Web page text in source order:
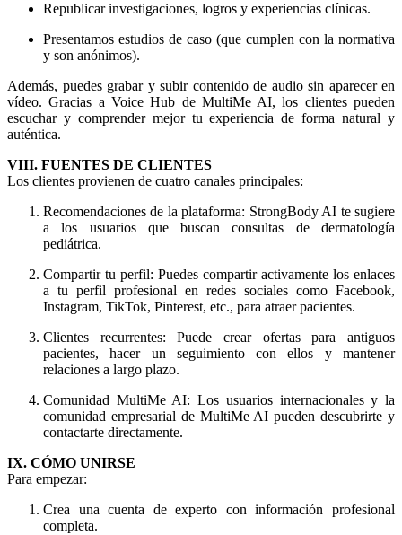
Republicar investigaciones, logros y experiencias clínicas.
Presentamos estudios de caso (que cumplen con la normativa
y son anónimos).
Además, puedes grabar y subir contenido de audio sin aparecer en
vídeo. Gracias a Voice Hub de MultiMe AI, los clientes pueden
escuchar y comprender mejor tu experiencia de forma natural y
auténtica.
VIII. FUENTES DE CLIENTES
Los clientes provienen de cuatro canales principales:
Recomendaciones de la plataforma: StrongBody AI te sugiere
a los usuarios que buscan consultas de dermatología
pediátrica.
Compartir tu perfil: Puedes compartir activamente los enlaces
a tu perfil profesional en redes sociales como Facebook,
Instagram, TikTok, Pinterest, etc., para atraer pacientes.
Clientes recurrentes: Puede crear ofertas para antiguos
pacientes, hacer un seguimiento con ellos y mantener
relaciones a largo plazo.
Comunidad MultiMe AI: Los usuarios internacionales y la
comunidad empresarial de MultiMe AI pueden descubrirte y
contactarte directamente.
IX. CÓMO UNIRSE
Para empezar:
Crea una cuenta de experto con información profesional
completa.